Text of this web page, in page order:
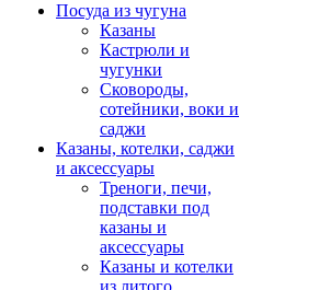
Посуда из чугуна
Казаны
Кастрюли и
чугунки
Сковороды,
сотейники, воки и
саджи
Казаны, котелки, саджи
и аксессуары
Треноги, печи,
подставки под
казаны и
аксессуары
Казаны и котелки
из литого